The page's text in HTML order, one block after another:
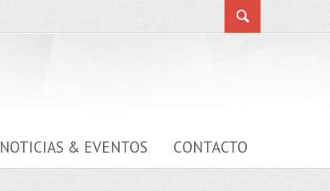
NOTICIAS & EVENTOS CONTACTO